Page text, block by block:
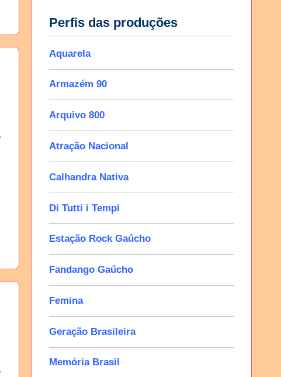
Perfis das produções
Aquarela
Armazém 90
Arquivo 800
Atração Nacional
Calhandra Nativa
Di Tutti i Tempi
Estação Rock Gaúcho
Fandango Gaúcho
Femina
Geração Brasileira
Memória Brasil